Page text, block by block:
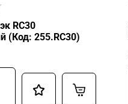
RC30
(Код: 255.RC30)